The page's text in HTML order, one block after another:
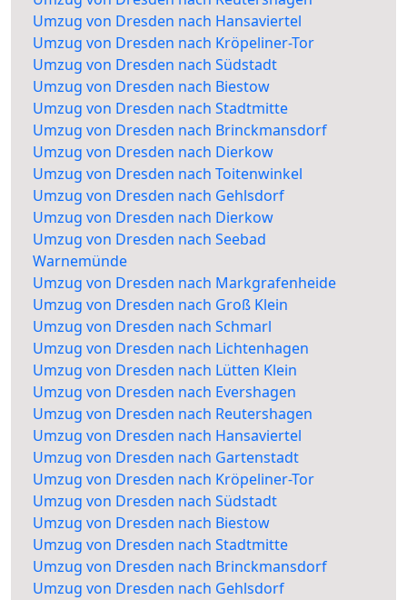
Umzug von Dresden nach Hansaviertel
Umzug von Dresden nach Kröpeliner-Tor
Umzug von Dresden nach Südstadt
Umzug von Dresden nach Biestow
Umzug von Dresden nach Stadtmitte
Umzug von Dresden nach Brinckmansdorf
Umzug von Dresden nach Dierkow
Umzug von Dresden nach Toitenwinkel
Umzug von Dresden nach Gehlsdorf
Umzug von Dresden nach Dierkow
Umzug von Dresden nach Seebad
Warnemünde
Umzug von Dresden nach Markgrafenheide
Umzug von Dresden nach Groß Klein
Umzug von Dresden nach Schmarl
Umzug von Dresden nach Lichtenhagen
Umzug von Dresden nach Lütten Klein
Umzug von Dresden nach Evershagen
Umzug von Dresden nach Reutershagen
Umzug von Dresden nach Hansaviertel
Umzug von Dresden nach Gartenstadt
Umzug von Dresden nach Kröpeliner-Tor
Umzug von Dresden nach Südstadt
Umzug von Dresden nach Biestow
Umzug von Dresden nach Stadtmitte
Umzug von Dresden nach Brinckmansdorf
Umzug von Dresden nach Gehlsdorf